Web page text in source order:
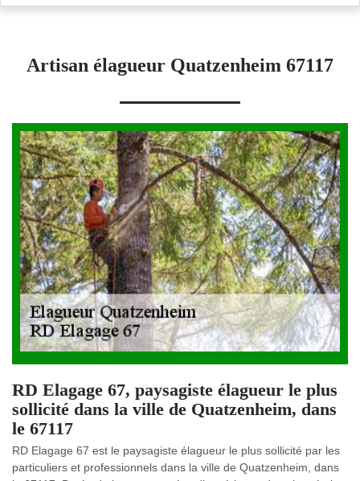
Artisan élagueur Quatzenheim 67117
RD Elagage 67, paysagiste élagueur le plus
sollicité dans la ville de Quatzenheim, dans
le 67117
RD Elagage 67 est le paysagiste élagueur le plus sollicité par les
particuliers et professionnels dans la ville de Quatzenheim, dans